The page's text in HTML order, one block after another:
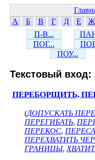
А
Б В Г Д Е Ж
П-В...
ПОГ...
ПОУ...
Текстовый вход:
ПЕРЕБОРЩИТЬ,
(ДОПУСКАТЬ
ПЕРЕГИБАТЬ,
ПЕРЕКОС,
ПЕРЕХВАТИТЬ
ГРАНИЦЫ,